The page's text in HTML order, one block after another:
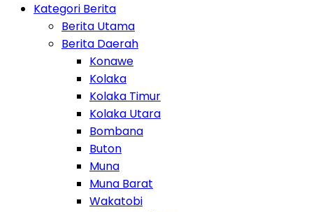
Kategori Berita
Berita Utama
Berita Daerah
Konawe
Kolaka
Kolaka Timur
Kolaka Utara
Bombana
Buton
Muna
Muna Barat
Wakatobi